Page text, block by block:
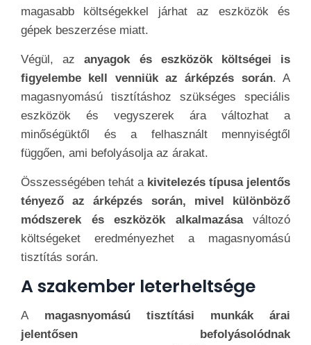
magasabb költségekkel járhat az eszközök és
gépek beszerzése miatt.
Végül, az anyagok és eszközök költségei is
figyelembe kell venniük az árképzés során. A
magasnyomású tisztításhoz szükséges speciális
eszközök és vegyszerek ára változhat a
minőségüktől és a felhasznált mennyiségtől
függően, ami befolyásolja az árakat.
Összességében tehát a kivitelezés típusa jelentős
tényező az árképzés során, mivel különböző
módszerek és eszközök alkalmazásaváltozó
költségeket eredményezhet a magasnyomású
tisztítás során.
A szakember leterheltsége
A magasnyomású tisztítási munkák árai
jelentősen befolyásolódnak